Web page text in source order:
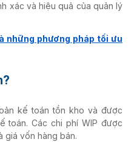
xác và hiệu quả của quản lý
những phương pháp tối ưu
kế toán tồn kho và được
toán. Các chi phí WIP được
giá vốn hàng bán.